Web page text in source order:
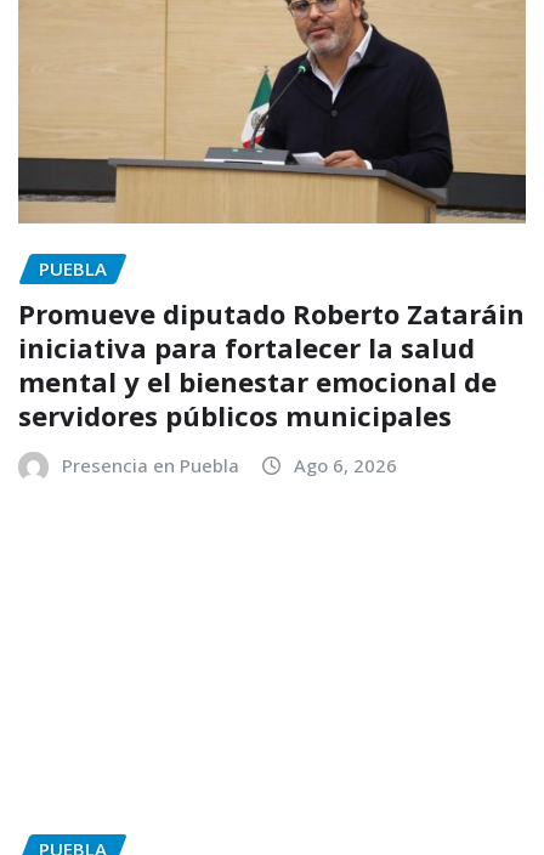
PUEBLA
Promueve diputado Roberto Zataráin
iniciativa para fortalecer la salud
mental y el bienestar emocional de
servidores públicos municipales
Presencia en Puebla Ago 6, 2026
PUEBLA